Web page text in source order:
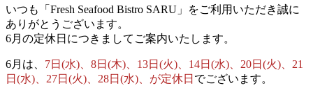
いつも「Fresh Seafood Bistro SARU」をご利用いただき誠に
ありがとうございます。
6月の定休日につきましてご案内いたします。
6月は、 7日(水)、8日(木)、13日(火)、14日(水)、20日(火)、21
日(水)、27日(火)、28日(水)、 が定休日 でございます。